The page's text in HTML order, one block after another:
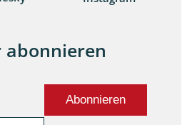
abonnieren